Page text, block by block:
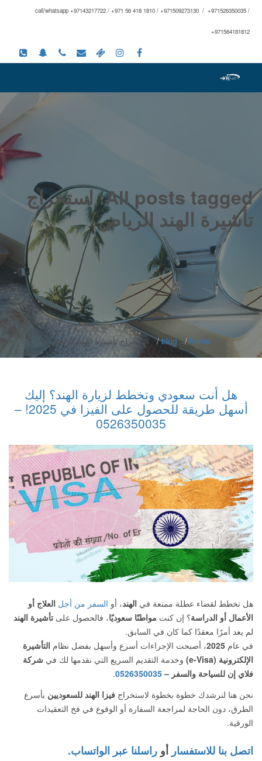
call/whatsapp +97143217722 / +971 56 418 1810 / +971509273130 / +971526350035 /
+971564181812
All posts tagged: استخراج
تأشيرة الهند الرياض
home
blog استخراج تأشيرة الهند الرياض
هل أنت سعودي وتخطط لزيارة الهند؟ إليك
أسهل طريقة للحصول على الفيزا في 2025! –
0526350035
هل تخطط لقضاء عطلة ممتعة في الهند، أو السفر من أجل العلاج أو
الأعمال أو الدراسة؟ إن كنت مواطنًا سعوديًا، فالحصول على تأشيرة الهند
لم يعد أمرًا معقدًا كما كان في السابق.
في عام 2025، أصبحت الإجراءات أسرع وأسهل بفضل نظام التأشيرة
الإلكترونية (e-Visa)
وخدمة التقديم السريع التي نقدمها لك في شركة
فلاي إن للسياحة والسفر –0526350035
.
نحن هنا لنرشدك خطوة بخطوة لاستخراج فيزا الهند للسعوديين بأسرع
الطرق، دون الحاجة لمراجعة السفارة أو الوقوع في فخ التعقيدات
الورقية.
اتصل بنا للاستفسار أو راسلنا عبر الواتساب.